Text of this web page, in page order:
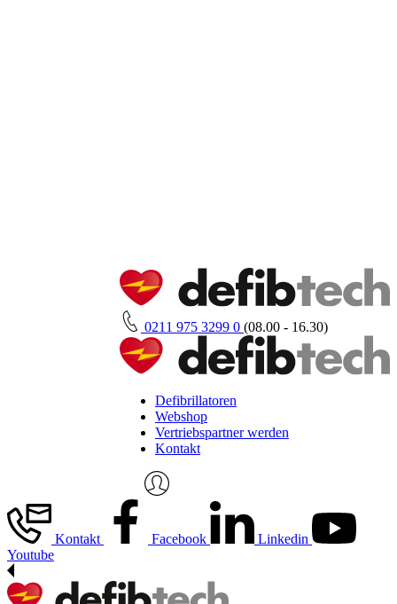
0211 975 3299 0 (08.00 - 16.30)
Defibrillatoren
Webshop
Vertriebspartner werden
Kontakt
Kontakt Facebook
Linkedin
Youtube